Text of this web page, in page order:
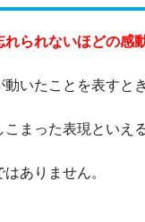
れられないほどの感
いたことを表すと
まった表現といえ
ありません。